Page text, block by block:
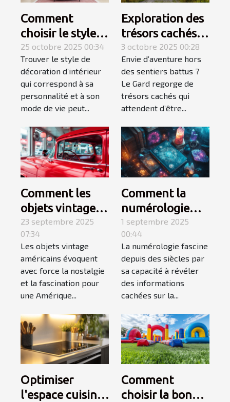
Comment
choisir le style
de décoration
d'intérieur qui
vous correspond
?
25 octobre 2025 00:34
Trouver le style de
décoration d’intérieur
qui correspond à sa
personnalité et à son
mode de vie peut...
Exploration des
trésors cachés
du Gard :
itinéraires
méconnus ?
3 octobre 2025 00:28
Envie d’aventure hors
des sentiers battus ?
Le Gard regorge de
trésors cachés qui
attendent d’être...
Comment les
objets vintage
américains
capturent-ils
l'essence d'une
époque révolue
?
23 septembre 2025
07:34
Les objets vintage
américains évoquent
avec force la nostalgie
et la fascination pour
une Amérique...
Comment la
numérologie
influence-t-elle
votre chemin de
vie ?
1 septembre 2025
00:44
La numérologie fascine
depuis des siècles par
sa capacité à révéler
des informations
cachées sur la...
Optimiser
l'espace cuisine
Comment
choisir la bonne